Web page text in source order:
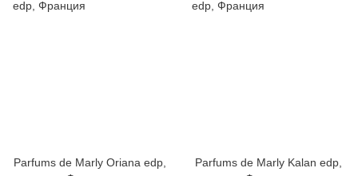
Parfums de Marly Oriana edp,
Parfums de Marly Kalan edp,